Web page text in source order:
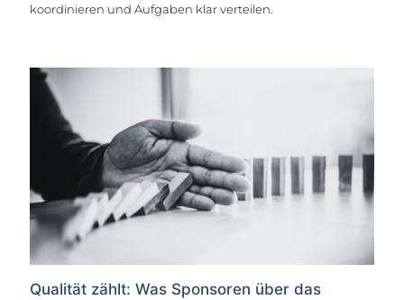
koordinieren und Aufgaben klar verteilen.
Qualität zählt: Was Sponsoren über das